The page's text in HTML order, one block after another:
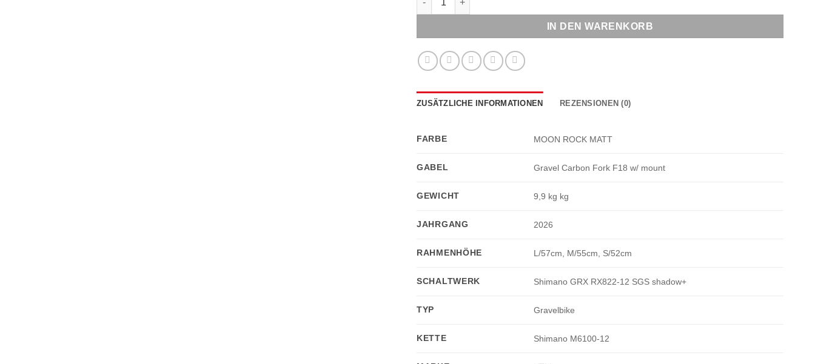
IN DEN WARENKORB
ZUSÄTZLICHE INFORMATIONEN REZENSIONEN (0)
FARBE MOON ROCK MATT
GABEL Gravel Carbon Fork F18 w/ mount
GEWICHT 9,9 kg kg
JAHRGANG 2026
RAHMENHÖHE L/57cm, M/55cm, S/52cm
SCHALTWERK Shimano GRX RX822-12 SGS shadow+
TYP Gravelbike
KETTE Shimano M6100-12